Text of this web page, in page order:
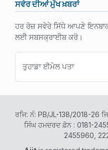
ਸਵੇਰ ਦੀਆਂ ਮੁੱਖ ਖ਼ਬਰਾਂ
ਹਰ ਰੋਜ਼ ਸਵੇਰੇ ਸਿੱਧੇ ਆਪਣੇ
ਲਈ ਸਬਸਕ੍ਰਾਈਬ ਕਰੋ।
ਰਜਿ: ਨੰ: PB/JL-138/2018-26
ਸਿੰਘ ਹਮਦਰਦ ਫ਼ੋਨ : 0181-
2455960,